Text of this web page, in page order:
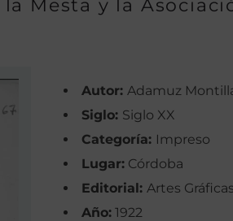
Mesta y la
Autor: Adamuz
Siglo: Siglo XX
Categoría: Impreso
Lugar: Córdoba
Editorial: Artes
Año: 1922